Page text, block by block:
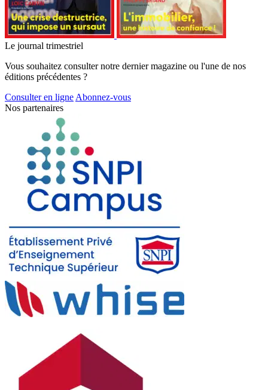
Le journal trimestriel
Vous souhaitez consulter notre dernier magazine ou l'une de nos
éditions précédentes ?
Consulter en ligne Abonnez-vous
Nos partenaires